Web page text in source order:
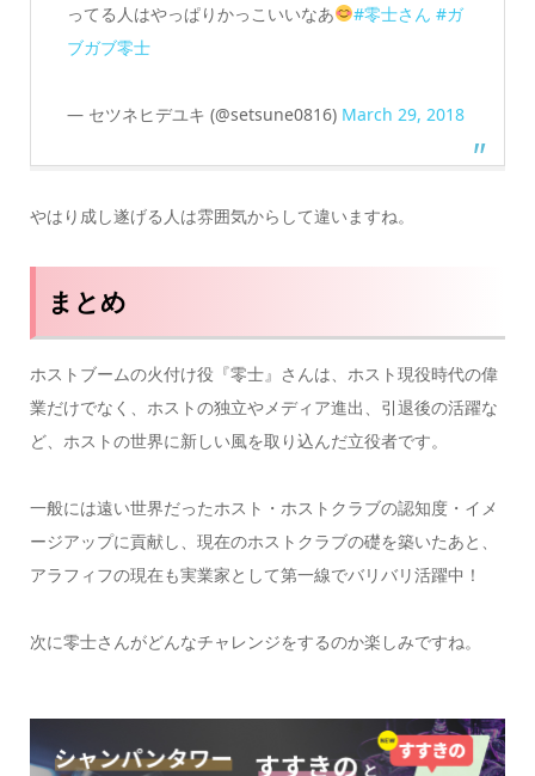
ってる人はやっぱりかっこいいなあ
#零士さん #ガ
ブガブ零士
— セツネヒデユキ (@setsune0816) March 29, 2018
やはり成し遂げる人は雰囲気からして違いますね。
まとめ
ホストブームの火付け役『零士』さんは、ホスト現役時代の偉
業だけでなく、ホストの独立やメディア進出、引退後の活躍な
ど、ホストの世界に新しい風を取り込んだ立役者です。
一般には遠い世界だったホスト・ホストクラブの認知度・イメ
ージアップに貢献し、現在のホストクラブの礎を築いたあと、
アラフィフの現在も実業家として第一線でバリバリ活躍中！
次に零士さんがどんなチャレンジをするのか楽しみですね。